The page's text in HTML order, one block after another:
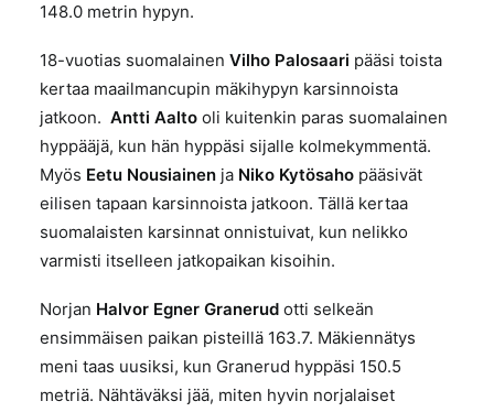
148.0 metrin hypyn.
18-vuotias suomalainen Vilho Palosaari pääsi toista
kertaa maailmancupin mäkihypyn karsinnoista
jatkoon. Antti Aalto oli kuitenkin paras suomalainen
hyppääjä, kun hän hyppäsi sijalle kolmekymmentä.
Myös Eetu Nousiainen ja Niko Kytösaho pääsivät
eilisen tapaan karsinnoista jatkoon. Tällä kertaa
suomalaisten karsinnat onnistuivat, kun nelikko
varmisti itselleen jatkopaikan kisoihin.
Norjan Halvor Egner Granerud otti selkeän
ensimmäisen paikan pisteillä 163.7. Mäkiennätys
meni taas uusiksi, kun Granerud hyppäsi 150.5
metriä. Nähtäväksi jää, miten hyvin norjalaiset